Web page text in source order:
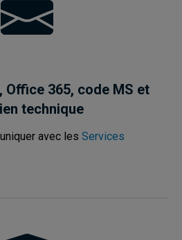
Office 365, code MS et
technique
avec les Services